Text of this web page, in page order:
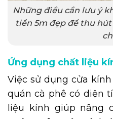
Những điều cần lưu ý
tiền 5m đẹp để thu
Ứng dụng chất liệu
Việc sử dụng cửa
quán cà phê có diện
liệu kính giúp nâng